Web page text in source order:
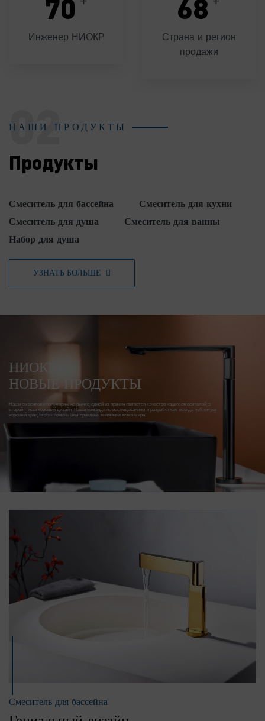
70
Инженер НИОКР
68
Страна и регион
продажи
02
НАШИ ПРОДУКТЫ
Продукты
Смеситель для бассейна
Смеситель для кухни
Смеситель для душа
Смеситель для ванны
Набор для душа
УЗНАТЬ БОЛЬШЕ
НИОКР
НОВЫЕ ПРОДУКТЫ
Наши смесители популярны на рынке, одной из причин является качество наших смесителей, а
второй - наш хороший дизайн. Наша команда по исследованиям и разработкам всегда публикует
хороший кран, чтобы помочь нам привлечь внимание всего мира.
Смеситель для бассейна